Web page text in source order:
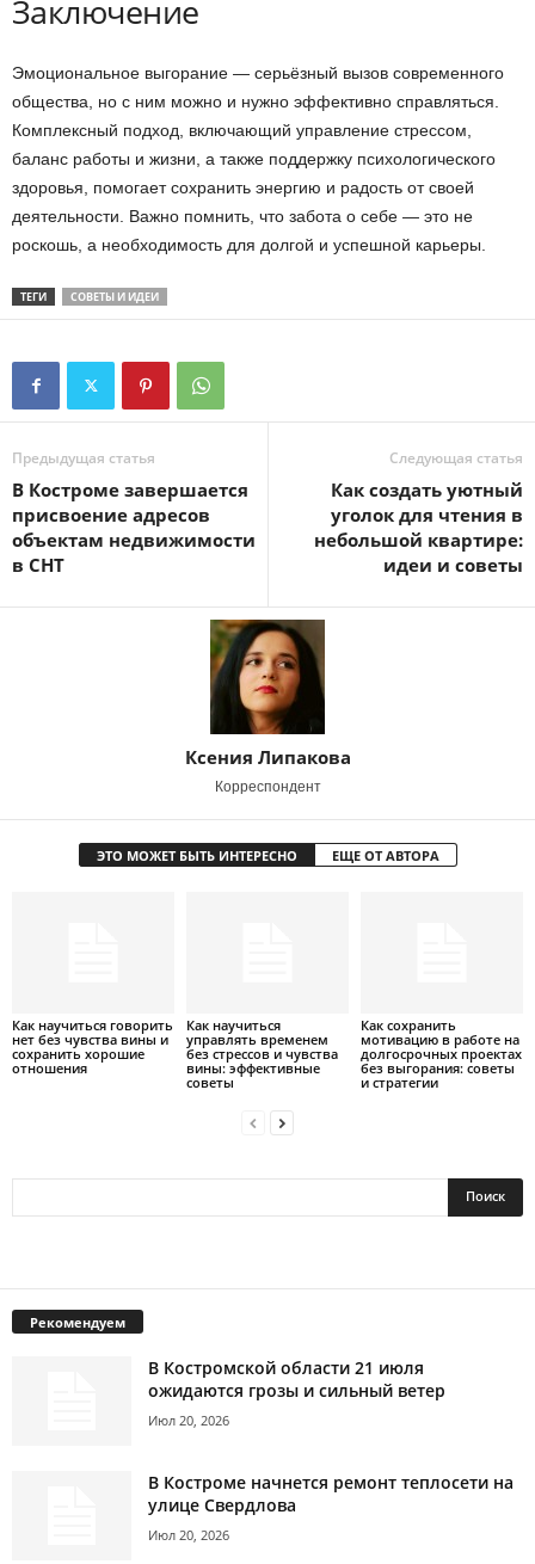
Заключение
Эмоциональное выгорание — серьёзный вызов современного
общества, но с ним можно и нужно эффективно справляться.
Комплексный подход, включающий управление стрессом,
баланс работы и жизни, а также поддержку психологического
здоровья, помогает сохранить энергию и радость от своей
деятельности. Важно помнить, что забота о себе — это не
роскошь, а необходимость для долгой и успешной карьеры.
ТЕГИ СОВЕТЫ И ИДЕИ
Предыдущая статья
В Костроме завершается
присвоение адресов
объектам недвижимости
в СНТ
Следующая статья
Как создать уютный
уголок для чтения в
небольшой квартире:
идеи и советы
Ксения Липакова
Корреспондент
ЭТО МОЖЕТ БЫТЬ ИНТЕРЕСНО ЕЩЕ ОТ АВТОРА
Как научиться говорить
нет без чувства вины и
сохранить хорошие
отношения
Как научиться
управлять временем
без стрессов и чувства
вины: эффективные
советы
Как сохранить
мотивацию в работе на
долгосрочных проектах
без выгорания: советы
и стратегии
Рекомендуем
В Костромской области 21 июля
ожидаются грозы и сильный ветер
Июл 20, 2026
В Костроме начнется ремонт теплосети на
улице Свердлова
Июл 20, 2026